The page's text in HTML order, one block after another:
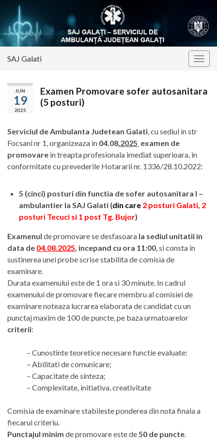
SAJ Galati
JUN
19
2025
Examen Promovare sofer autosanitara
(5 posturi)
Serviciul de Ambulanta Judetean Galati , cu sediul in str
Focsani nr 1, organizeaza in 04.08 2025 examen de
promovare in treapta profesionala imediat superioara, in
conformitate cu prevederile Hotararii nr. 1336/28.10.2022:
5 (cinci) posturi din functia de sofer autosanitara I –
ambulantier la SAJ Galati (din care 2 posturi Galati, 2
posturi Tecuci si 1 post Tg. Bujor)
Examenul de promovare se desfasoara la sediul unitatii in
data de 04.08.2025 , incepand cu ora 11:00 , si consta in
sustinerea unei probe scrise stabilita de comisia de
examinare.
Durata examenului este de 1 ora si 30 minute. In cadrul
examenului de promovare fiecare membru al comisiei de
examinare noteaza lucrarea elaborata de candidat cu un
punctaj maxim de 100 de puncte, pe baza urmatoarelor
criterii:
– Cunostinte teoretice necesare functie evaluate:
– Abilitati de comunicare;
– Capacitate de sinteza;
– Complexitate, initiativa, creativitate
Comisia de examinare stabileste ponderea din nota finala a
fiecarui criteriu.
Punctajul minim de promovare este de 50 de puncte